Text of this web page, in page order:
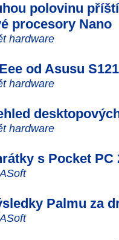
polovinu
procesory Nano
hardware
od Asusu S121
hardware
hardware
s Pocket PC
Palmu za